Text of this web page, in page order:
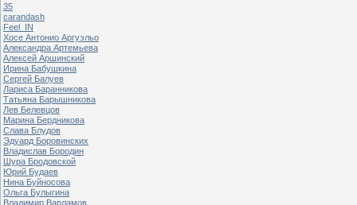
35
carandash
Feel_IN
Хосе Антонио Аргуэльо
Александра Артемьева
Алексей Аршинский
Ирина Бабушкина
Сергей Балуев
Лариса Баранникова
Татьяна Барышникова
Лев Белевцов
Марина Бердникова
Слава Блудов
Эдуард Боровинских
Владислав Бородин
Шура Бродовской
Юрий Будаев
Нина Буйносова
Ольга Булыгина
Владимир Варламов